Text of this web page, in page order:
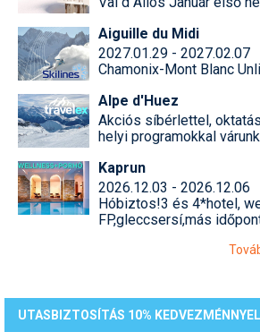
Aiguille du Midi
2027.01.29 - 2027.02.07
Chamonix-Mont Blanc
Alpe d'Huez
Akciós síbérlettel,
helyi programokkal
Kaprun
2026.12.03 - 2026.12.06
Hóbiztos!3 és 4*hotel,
FP,gleccsersí,más
UTASBIZTOSÍTÁS 10% KEDVEZMÉNNYEL